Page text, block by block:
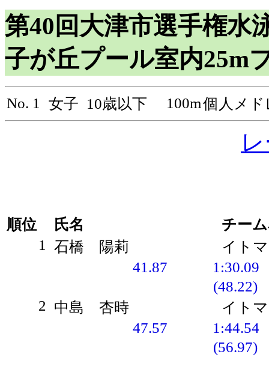
第40回大津市選手権水
子が丘プール室内25m
No. 1 女子 10歳以下 100m個人メド
順位 氏名
チー
1
石橋 陽莉
イト
41.87
1:30.09
(48.22)
2 中島 杏時
イト
47.57
1:44.54
(56.97)